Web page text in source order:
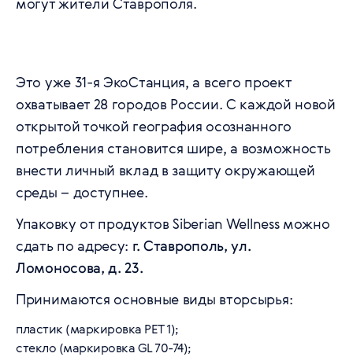
Это уже 31-я ЭкоСтанция, а всего проект
охватывает 28 городов России. С каждой новой
открытой точкой география осознанного
потребления становится шире, а возможность
внести личный вклад в защиту окружающей
среды – доступнее.
Упаковку от продуктов Siberian Wellness можно
сдать по адресу: г. Ставрополь, ул.
Ломоносова, д. 23.
Принимаются основные виды вторсырья:
пластик (маркировка РЕТ 1);
стекло (маркировка GL 70-74);